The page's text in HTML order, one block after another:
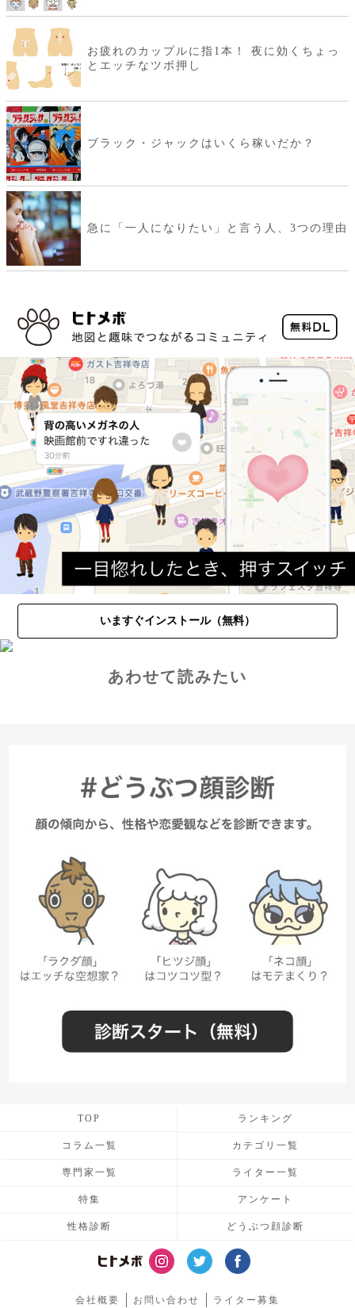
お疲れのカップルに指1本！ 夜に効くちょっ
とエッチなツボ押し
ブラック・ジャックはいくら稼いだか？
急に「一人になりたい」と言う人、3つの理由
いますぐインストール（無料）
あわせて読みたい
TOP ランキング
コラム一覧 カテゴリ一覧
専門家一覧 ライター一覧
特集 アンケート
性格診断 どうぶつ顔診断
会社概要 お問い合わせ ライター募集